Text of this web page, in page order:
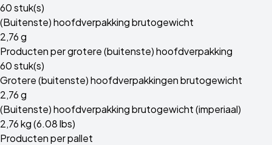
60 stuk(s)
(Buitenste) hoofdverpakking brutogewicht
2,76 g
Producten per grotere (buitenste) hoofdverpakking
60 stuk(s)
Grotere (buitenste) hoofdverpakkingen brutogewicht
2,76 g
(Buitenste) hoofdverpakking brutogewicht (imperiaal)
2,76 kg (6.08 lbs)
Producten per pallet